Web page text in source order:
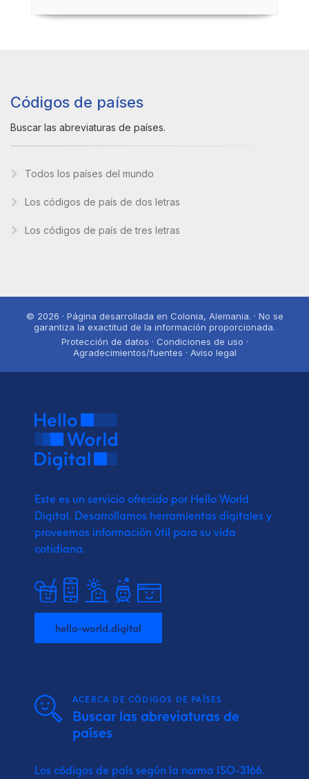
Códigos de países
Buscar las abreviaturas de países.
Todos los países del mundo
Los códigos de país de dos letras
Los códigos de país de tres letras
© 2026 · Página desarrollada en Colonia, Alemania. · No se
garantiza la exactitud de la información proporcionada.
Protección de datos · Condiciones de uso ·
Agradecimientos/fuentes · Aviso legal
Este es un servicio ofrecido por Hello World
Digital. Desarrollamos herramientas digitales y
proveemos información útil para su vida
cotidiana.
hello-world.digital
ACERCA DE CÓDIGOS DE PAÍSES
Buscar las abreviaturas de
países
Los códigos de país según la norma ISO-3166.